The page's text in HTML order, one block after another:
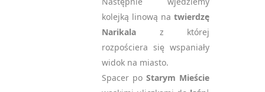
kolejką linową na twierdzę
Narikala z której
rozpościera się wspaniały
widok na miasto.
Spacer po Starym Mieście